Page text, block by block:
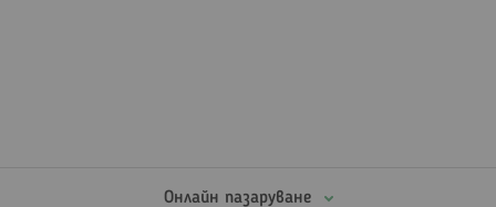
Онлайн пазаруване